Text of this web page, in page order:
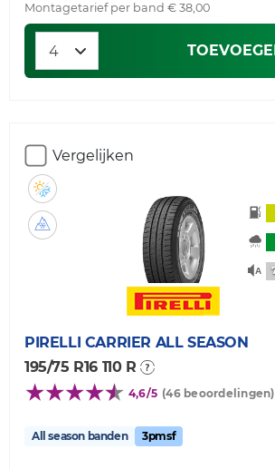
Montagetarief per band € 38,00
Vergelijken
PIRELLI CARRIER ALL SEASON
195/75 R16 110 R
4,6/5 (46 beoordelingen)
All season banden 3pmsf